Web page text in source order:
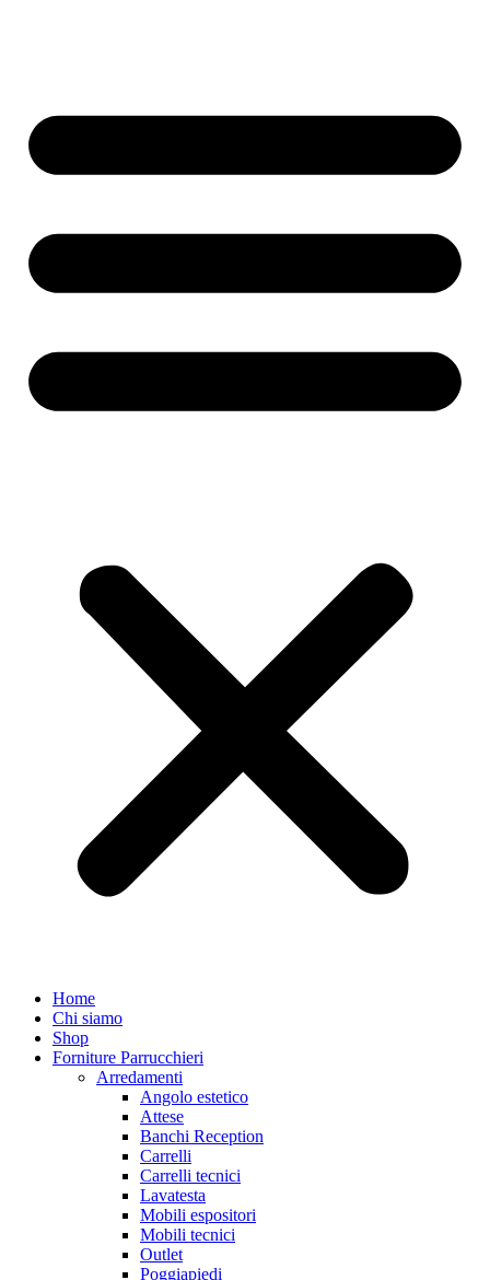
Home
Chi siamo
Shop
Forniture Parrucchieri
Arredamenti
Angolo estetico
Attese
Banchi Reception
Carrelli
Carrelli tecnici
Lavatesta
Mobili espositori
Mobili tecnici
Outlet
Poggiapiedi